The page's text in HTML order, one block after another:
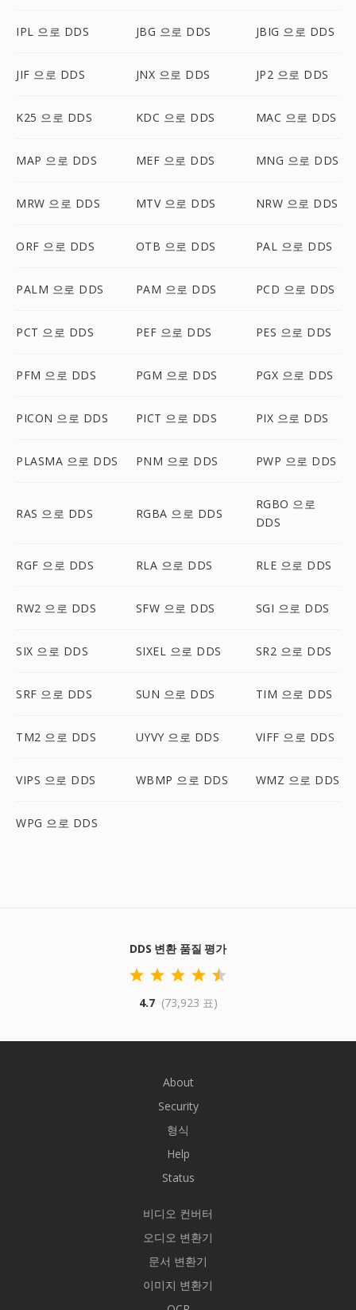
IPL 으로 DDS JBG 으로 DDS JBIG 으로 DDS
JIF 으로 DDS JNX 으로 DDS JP2 으로 DDS
K25 으로 DDS KDC 으로 DDS MAC 으로 DDS
MAP 으로 DDS MEF 으로 DDS MNG 으로 DDS
MRW 으로 DDS MTV 으로 DDS NRW 으로 DDS
ORF 으로 DDS OTB 으로 DDS PAL 으로 DDS
PALM 으로 DDS PAM 으로 DDS PCD 으로 DDS
PCT 으로 DDS PEF 으로 DDS PES 으로 DDS
PFM 으로 DDS PGM 으로 DDS PGX 으로 DDS
PICON 으로 DDS PICT 으로 DDS PIX 으로 DDS
PLASMA 으로 DDS PNM 으로 DDS PWP 으로 DDS
RAS 으로 DDS RGBA 으로 DDS
RGBO 으로
DDS
RGF 으로 DDS RLA 으로 DDS RLE 으로 DDS
RW2 으로 DDS SFW 으로 DDS SGI 으로 DDS
SIX 으로 DDS SIXEL 으로 DDS SR2 으로 DDS
SRF 으로 DDS SUN 으로 DDS TIM 으로 DDS
TM2 으로 DDS UYVY 으로 DDS VIFF 으로 DDS
VIPS 으로 DDS WBMP 으로 DDS WMZ 으로 DDS
WPG 으로 DDS
DDS 변환 품질 평가
4.7 (73,923 표)
About
Security
형식
Help
Status
비디오 컨버터
오디오 변환기
문서 변환기
이미지 변환기